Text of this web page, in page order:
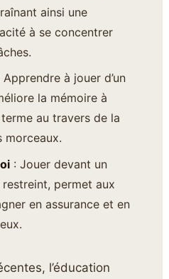
ainsi une
à se concentrer
Apprendre à jouer d’un
la mémoire à
au travers de la
morceaux.
: Jouer devant un
permet aux
en assurance et en
l’éducation